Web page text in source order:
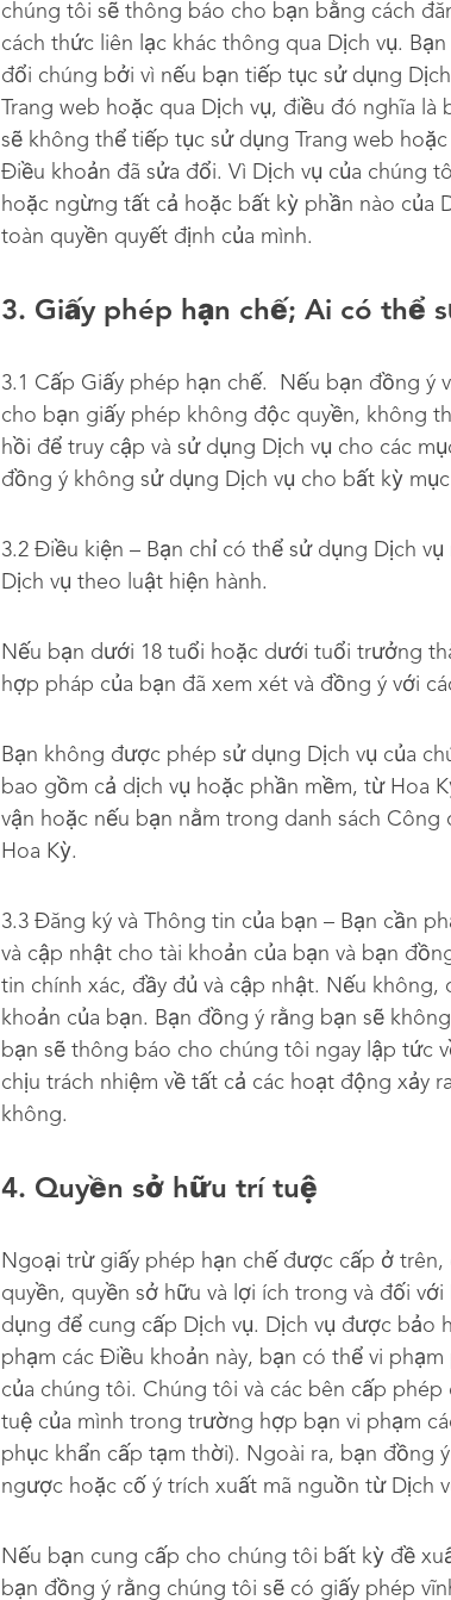
chúng tôi sẽ thông báo cho bạn bằng cách
cách thức liên lạc khác thông qua Dịch vụ.
đổi chúng bởi vì nếu bạn tiếp tục sử dụng
Trang web hoặc qua Dịch vụ, điều đó nghĩa
sẽ không thể tiếp tục sử dụng Trang web
Điều khoản đã sửa đổi. Vì Dịch vụ của chúng
hoặc ngừng tất cả hoặc bất kỳ phần nào của
toàn quyền quyết định của mình.
3. Giấy phép hạn chế; Ai có thể
3.1 Cấp Giấy phép hạn chế. Nếu bạn đồng ý
cho bạn giấy phép không độc quyền, không
hồi để truy cập và sử dụng Dịch vụ cho các
đồng ý không sử dụng Dịch vụ cho bất kỳ
3.2 Điều kiện – Bạn chỉ có thể sử dụng Dịch
Dịch vụ theo luật hiện hành.
Nếu bạn dưới 18 tuổi hoặc dưới tuổi trưởng
hợp pháp của bạn đã xem xét và đồng ý với
Bạn không được phép sử dụng Dịch vụ của
bao gồm cả dịch vụ hoặc phần mềm, từ Hoa
vận hoặc nếu bạn nằm trong danh sách
Hoa Kỳ.
3.3 Đăng ký và Thông tin của bạn – Bạn cần
và cập nhật cho tài khoản của bạn và bạn
tin chính xác, đầy đủ và cập nhật. Nếu
khoản của bạn. Bạn đồng ý rằng bạn sẽ
bạn sẽ thông báo cho chúng tôi ngay lập tức
chịu trách nhiệm về tất cả các hoạt động xảy
không.
4. Quyền sở hữu trí tuệ
Ngoại trừ giấy phép hạn chế được cấp ở
quyền, quyền sở hữu và lợi ích trong và đối
dụng để cung cấp Dịch vụ. Dịch vụ được bảo
phạm các Điều khoản này, bạn có thể vi
của chúng tôi. Chúng tôi và các bên cấp
tuệ của mình trong trường hợp bạn vi phạm
phục khẩn cấp tạm thời). Ngoài ra, bạn đồng
ngược hoặc cố ý trích xuất mã nguồn từ Dịch
Nếu bạn cung cấp cho chúng tôi bất kỳ đề
bạn đồng ý rằng chúng tôi sẽ có giấy phép